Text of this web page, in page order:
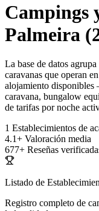
Campings
Palmeira
La base de datos
caravanas que operan
alojamiento disponibles
caravana, bungalow
de tarifas por noche
1 Establecimientos de
4.1+ Valoración media
677+ Reseñas
Listado de
Registro completo de